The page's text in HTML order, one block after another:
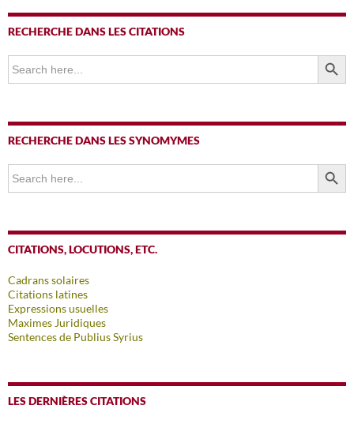
RECHERCHE DANS LES CITATIONS
Search
for:
SEARCH
RECHERCHE DANS LES SYNOMYMES
Search
for:
SEARCH
CITATIONS, LOCUTIONS, ETC.
Cadrans solaires
Citations latines
Expressions usuelles
Maximes Juridiques
Sentences de Publius Syrius
LES DERNIÈRES CITATIONS